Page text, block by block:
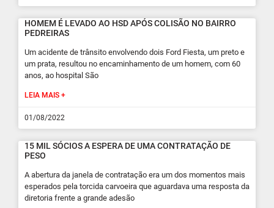
HOMEM É LEVADO AO HSD APÓS COLISÃO NO BAIRRO
PEDREIRAS
Um acidente de trânsito envolvendo dois Ford Fiesta, um preto e
um prata, resultou no encaminhamento de um homem, com 60
anos, ao hospital São
LEIA MAIS +
01/08/2022
15 MIL SÓCIOS A ESPERA DE UMA CONTRATAÇÃO DE
PESO
A abertura da janela de contratação era um dos momentos mais
esperados pela torcida carvoeira que aguardava uma resposta da
diretoria frente a grande adesão